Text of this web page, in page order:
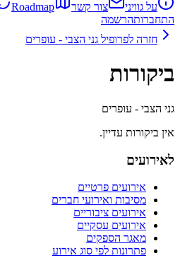
על גוויני צור קשר Roadmap
התחברותהרשמה
חזרה לפרופיל גני הצבי - עופרים
ביקורות
גני הצבי - עופרים
אין ביקורות עדיין.
לאירועים
אירועים פרטיים
מסיבות ואירועי חברים
אירועים ציבוריים
אירועים עסקיים
מאגר הספקים
פתרונות לפי סוג אירוע